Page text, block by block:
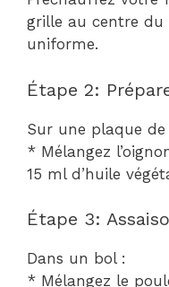
grille au centre du
uniforme.
Étape 2:
Sur une plaque
* Mélangez
15 ml d’huile
Étape 3:
Dans un bol :
* Mélangez le